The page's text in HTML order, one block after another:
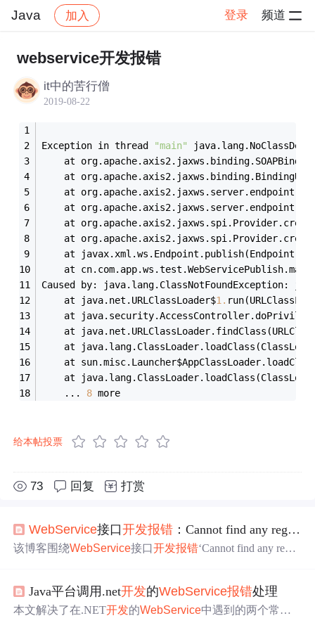
Java 加入 登录 频道
Java 帖子详情
webservice开发报错
it中的苦行僧
2019-08-22
Exception in thread "main"
at
at
at
at
at
at
at
at
Caused by: java.lang.ClassNotFoundException:
	at java.net.URLClassLoader$
1 .
at
at
at
at
at
	...
8 more
给本帖投票
73 回复 打赏
WebService接口开发报错 ：Cannot find any registered HttpDestinationFactory from the Bus
该博客围绕WebService接口开发报错‘Cannot find any regist
题，还给出了完整的cxf依赖描述。
Java平台调用.net开发的WebService报错处理
本文解决了在.NET开发的WebService中遇到的两个常见